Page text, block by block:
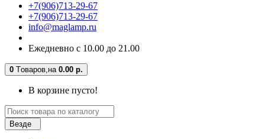
+7(906)713-29-67
+7(906)713-29-67
info@maglamp.ru
Ежедневно с 10.00 до 21.00
0 Tоваров,на 0.00 р.
В корзине пусто!
Везде